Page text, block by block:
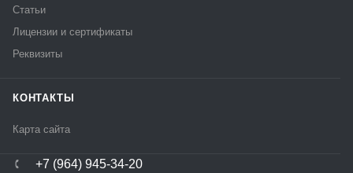
Статьи
Лицензии и сертификаты
Реквизиты
КОНТАКТЫ
Карта сайта
+7 (964) 945-34-20